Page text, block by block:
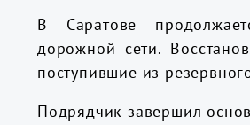
В Саратове
дорожной сети.
поступившие из
Подрядчик завершил